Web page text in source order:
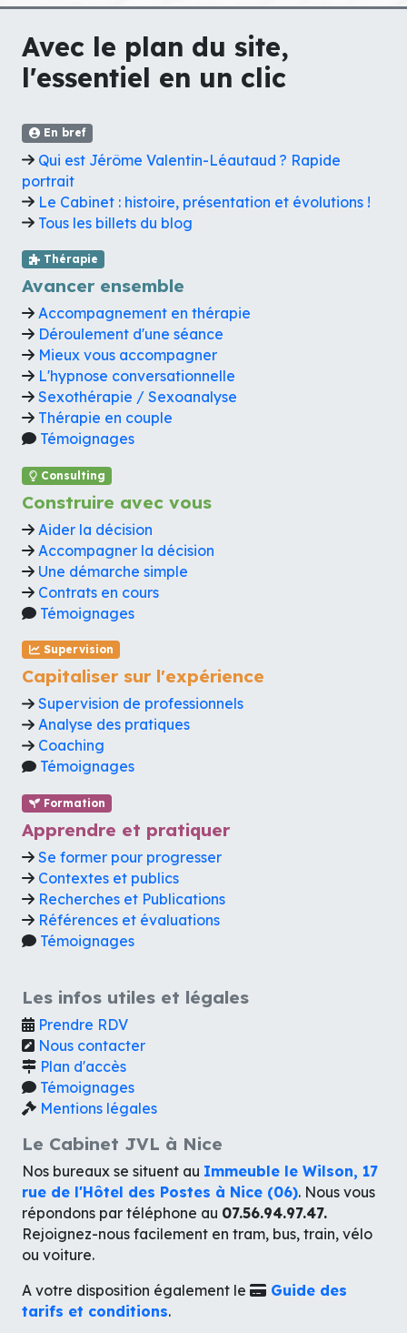
Avec le plan du site,
l'essentiel en un clic
En bref
Qui est Jérôme Valentin-Léautaud ? Rapide
portrait
Le Cabinet : histoire, présentation et évolutions !
Tous les billets du blog
Thérapie
Avancer ensemble
Accompagnement en thérapie
Déroulement d'une séance
Mieux vous accompagner
L'hypnose conversationnelle
Sexothérapie / Sexoanalyse
Thérapie en couple
Témoignages
Consulting
Construire avec vous
Aider la décision
Accompagner la décision
Une démarche simple
Contrats en cours
Témoignages
Supervision
Capitaliser sur l'expérience
Supervision de professionnels
Analyse des pratiques
Coaching
Témoignages
Formation
Apprendre et pratiquer
Se former pour progresser
Contextes et publics
Recherches et Publications
Références et évaluations
Témoignages
Les infos utiles et légales
Prendre RDV
Nous contacter
Plan d'accès
Témoignages
Mentions légales
Le Cabinet JVL à Nice
Nos bureaux se situent au Immeuble le Wilson, 17
rue de l'Hôtel des Postes à Nice (06). Nous vous
répondons par téléphone au 07.56.94.97.47.
Rejoignez-nous facilement en tram, bus, train, vélo
ou voiture.
A votre disposition également le
Guide des
tarifs et conditions.